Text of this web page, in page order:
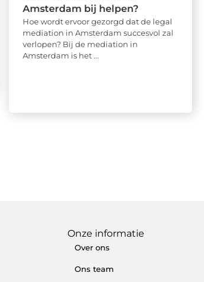
Amsterdam bij helpen?
Hoe wordt ervoor gezorgd dat de legal
mediation in Amsterdam succesvol zal
verlopen? Bij de mediation in
Amsterdam is het ...
Onze informatie
Over ons
Ons team